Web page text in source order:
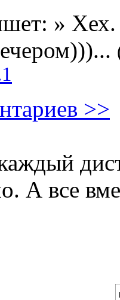
» Хех.
>>
А все